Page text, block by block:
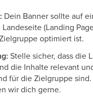
Dein Banner sollte auf
(Landing
optimiert ist.
Stelle sicher, dass die
die Inhalte relevant
für die Zielgruppe
wir dich gerne.